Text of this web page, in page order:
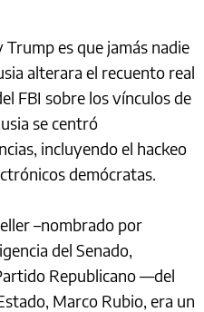
es que jamás nadie
alterara el recuento real
FBI sobre los vínculos de
se centró
incluyendo el hackeo
demócratas.
–nombrado por
del Senado,
Republicano —del
Marco Rubio, era un